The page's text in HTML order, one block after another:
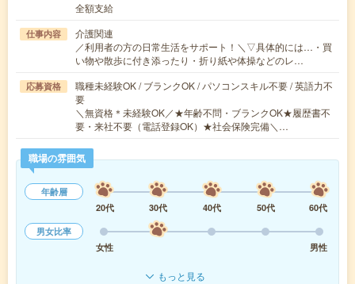
全額支給
仕事内容
介護関連
／利用者の方の日常生活をサポート！＼▽具体的には…・買
い物や散歩に付き添ったり・折り紙や体操などのレ…
応募資格
職種未経験OK / ブランクOK / パソコンスキル不要 / 英語力不
要
＼無資格＊未経験OK／★年齢不問・ブランクOK★履歴書不
要・来社不要（電話登録OK）★社会保険完備＼…
職場の雰囲気
年齢層
20代
30代 40代 50代
60代
男女比率
女性
男性
もっと見る